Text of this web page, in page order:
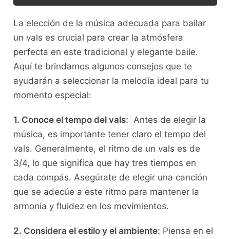
La elección de la música adecuada para bailar
un vals es‌ crucial⁤ para crear la ⁢atmósfera⁣
perfecta⁢ en este tradicional y elegante baile.
Aquí‍ te brindamos algunos consejos que te
ayudarán a seleccionar ⁢la ⁤melodía ideal para tu
momento especial:
1. Conoce el ‌tempo del vals: ⁣ Antes de elegir la
música, es importante tener claro ‍el⁢ tempo⁤ del
vals. Generalmente, el​ ritmo ‌de un vals es de
3/4, lo ⁤que significa que hay⁢ tres tiempos en
cada compás. Asegúrate de elegir ​una canción
que se adecúe a este‍ ritmo ⁢para mantener la
armonía y fluidez⁤ en ​los movimientos.
2. ⁣Considera el estilo y el ambiente: ⁤Piensa en el